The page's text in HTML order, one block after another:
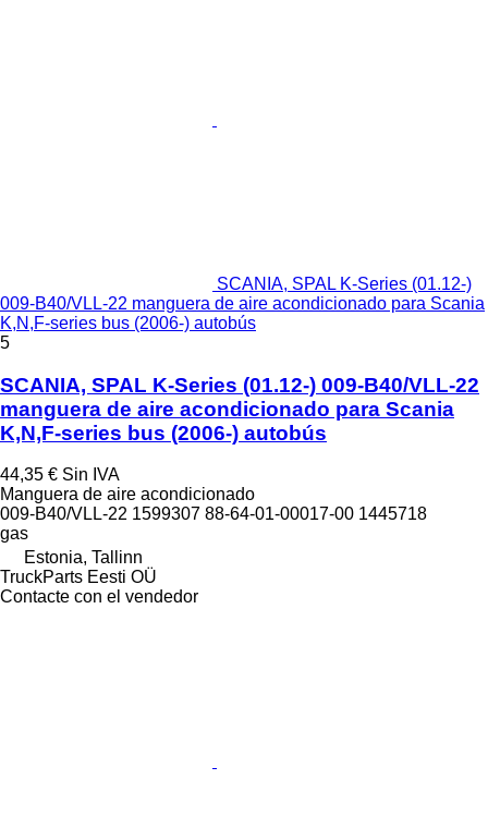
SCANIA, SPAL K-Series (01.12-)
009-B40/VLL-22 manguera de aire acondicionado para Scania
K,N,F-series bus (2006-) autobús
5
SCANIA, SPAL K-Series (01.12-) 009-B40/VLL-22
manguera de aire acondicionado para Scania
K,N,F-series bus (2006-) autobús
44,35 € Sin IVA
Manguera de aire acondicionado
009-B40/VLL-22 1599307 88-64-01-00017-00 1445718
gas
Estonia, Tallinn
TruckParts Eesti OÜ
Contacte con el vendedor